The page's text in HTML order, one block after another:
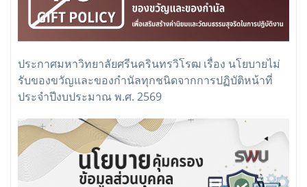
ประกาศมหาวิทยาลัยศรีนครินทรวิโรฒ เรื่อง นโยบายไม่
รับของขวัญและของกำนัลทุกชนิดจากการปฏิบัติหน้าที่
ประจำปีงบประมาณ พ.ศ. 2569